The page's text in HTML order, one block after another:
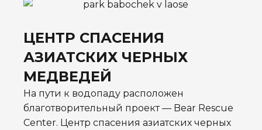
ЦЕНТР СПАСЕНИЯ
АЗИАТСКИХ ЧЕРНЫХ
МЕДВЕДЕЙ
На пути к водопаду расположен
благотворительный проект — Bear Rescue
Center. Центр спасения азиатских черных